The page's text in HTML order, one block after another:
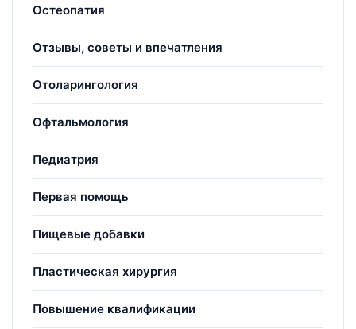
Остеопатия
Отзывы, советы и впечатления
Отоларингология
Офтальмология
Педиатрия
Первая помощь
Пищевые добавки
Пластическая хирургия
Повышение квалификации